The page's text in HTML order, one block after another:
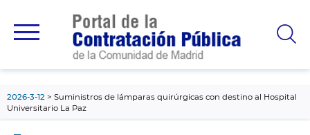
principal
2026-3-12
Suministros de lámparas quirúrgicas con destino al Hospital
Universitario La Paz